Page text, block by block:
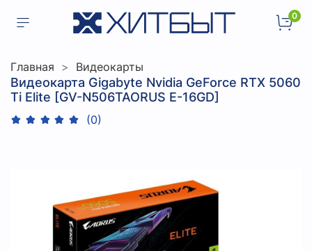
0
Главная Видеокарты
Видеокарта Gigabyte Nvidia GeForce RTX 5060
Ti Elite [GV-N506TAORUS E-16GD]
(0)